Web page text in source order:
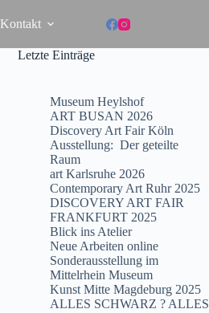
Kontakt
Letzte Einträge
Museum Heylshof
ART BUSAN 2026
Discovery Art Fair Köln
Ausstellung: Der geteilte
Raum
art Karlsruhe 2026
Contemporary Art Ruhr 2025
DISCOVERY ART FAIR
FRANKFURT 2025
Blick ins Atelier
Neue Arbeiten online
Sonderausstellung im
Mittelrhein Museum
Kunst Mitte Magdeburg 2025
ALLES SCHWARZ ? ALLES